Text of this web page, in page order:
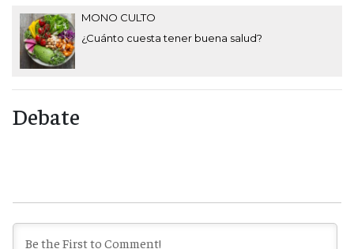
MONO CULTO
¿Cuánto cuesta tener buena salud?
Debate